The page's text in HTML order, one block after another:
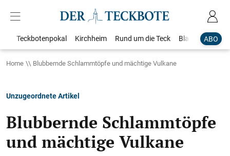
ABO
Teckbotenpokal Kirchheim Rund um die Teck Blaulicht
Home Blubbernde Schlammtöpfe und mächtige Vulkane
Unzugeordnete Artikel
Blubbernde Schlammtöpfe
und mächtige Vulkane